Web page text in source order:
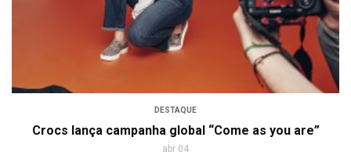
DESTAQUE
Crocs lança campanha global “Come as you are”
abr 04